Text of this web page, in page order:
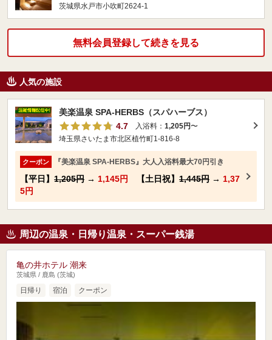
茨城県水戸市小吹町2624-1
無料会員登録して続きを見る
人気の施設
美楽温泉 SPA-HERBS（スパハーブス）
4.7
入浴料： 1,205円〜
埼玉県さいたま市北区植竹町1-816-8
クーポン 『美楽温泉 SPA-HERBS』大人入浴料最大70円引き
【平日】 1,205円 → 1,145円 【土日祝】 1,445円 → 1,37
5円
周辺の温泉・日帰り温泉・スーパー銭湯
亀の井ホテル 潮来
茨城県 / 鹿島 (茨城)
日帰り 宿泊 クーポン